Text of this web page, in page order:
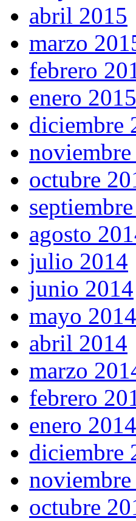
abril 2015
marzo
febrero
enero 2015
diciembre
octubre
agosto
julio 2014
junio 2014
mayo 2014
abril 2014
marzo
febrero
enero 2014
diciembre
octubre